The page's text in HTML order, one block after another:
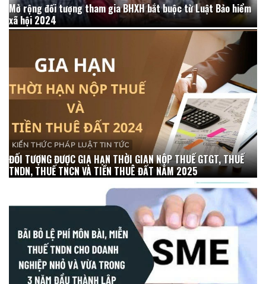
Mở rộng đối tượng tham gia BHXH bắt buộc từ Luật Bảo hiểm
xã hội 2024
KIẾN THỨC PHÁP LUẬT TIN TỨC
ĐỐI TƯỢNG ĐƯỢC GIA HẠN THỜI GIAN NỘP THUẾ GTGT, THUẾ
TNDN, THUẾ TNCN VÀ TIỀN THUÊ ĐẤT NĂM 2025